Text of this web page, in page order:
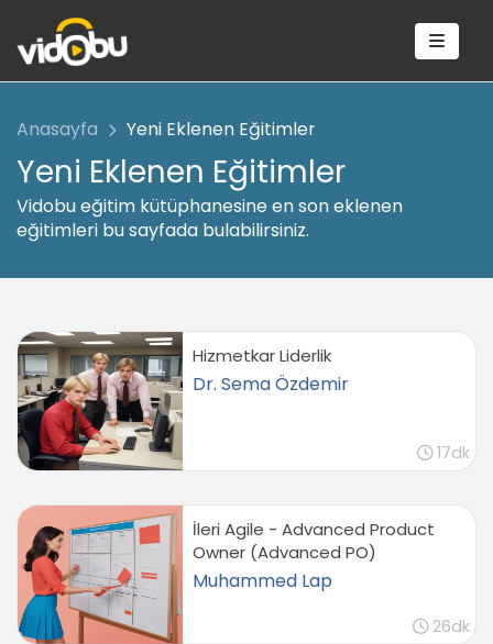
Anasayfa Yeni Eklenen Eğitimler
Yeni Eklenen Eğitimler
Vidobu eğitim kütüphanesine en son eklenen
eğitimleri bu sayfada bulabilirsiniz.
Hizmetkar Liderlik
Dr. Sema Özdemir
17dk
İleri Agile - Advanced Product
Owner (Advanced PO)
Muhammed Lap
26dk